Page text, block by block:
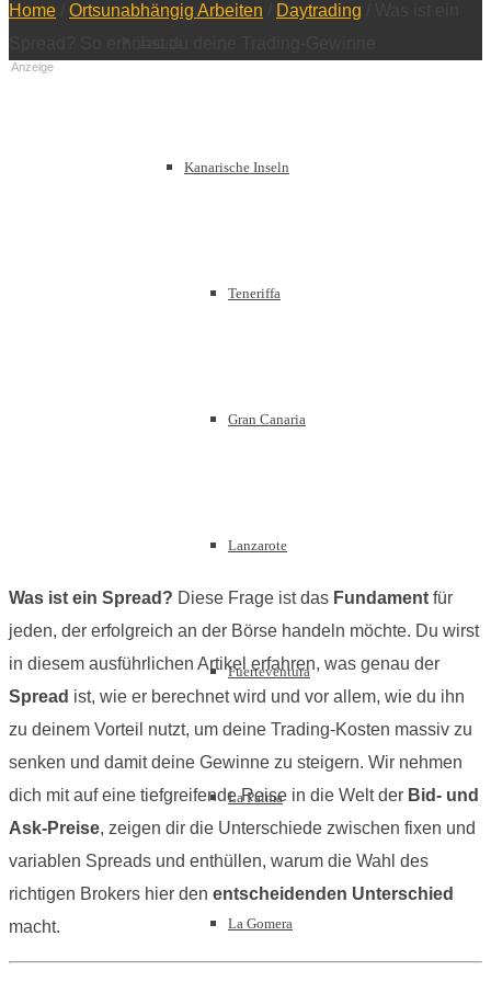
Kanarische Inseln
Teneriffa
Gran Canaria
Lanzarote
Fuerteventura
La Palma
La Gomera
Home Ortsunabhängig Arbeiten Daytrading
Anzeige
Was ist ein Spread? Diese Frage ist das Fundament für
jeden, der erfolgreich an der Börse handeln möchte. Du wirst
in diesem ausführlichen Artikel erfahren, was genau der
Spread ist, wie er berechnet wird und vor allem, wie du ihn
zu deinem Vorteil nutzt, um deine Trading-Kosten massiv zu
senken und damit deine Gewinne zu steigern. Wir nehmen
dich mit auf eine tiefgreifende Reise in die Welt der Bid- und
Ask-Preise, zeigen dir die Unterschiede zwischen fixen und
variablen Spreads und enthüllen, warum die Wahl des
richtigen Brokers hier den entscheidenden Unterschied
macht.